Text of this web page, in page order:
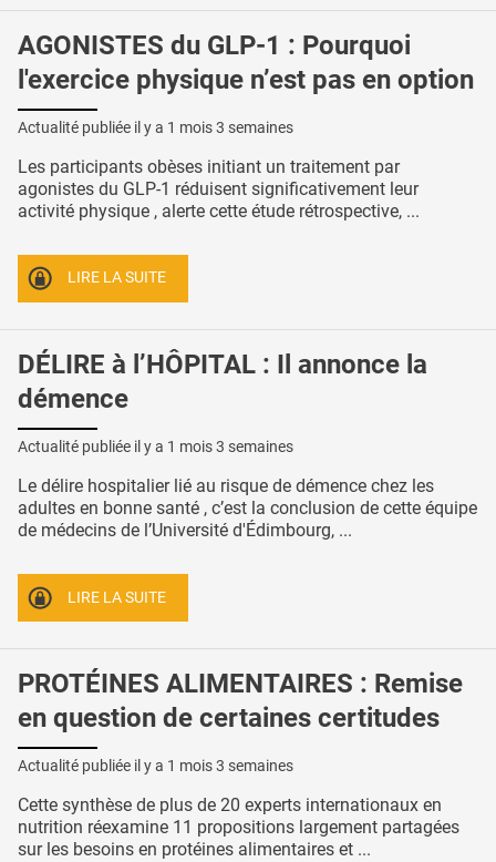
AGONISTES du GLP-1 : Pourquoi
l'exercice physique n’est pas en option
Actualité publiée il y a 1 mois 3 semaines
Les participants obèses initiant un traitement par
agonistes du GLP-1 réduisent significativement leur
activité physique , alerte cette étude rétrospective, ...
LIRE LA SUITE
DÉLIRE à l’HÔPITAL : Il annonce la
démence
Actualité publiée il y a 1 mois 3 semaines
Le délire hospitalier lié au risque de démence chez les
adultes en bonne santé , c’est la conclusion de cette équipe
de médecins de l’Université d'Édimbourg, ...
LIRE LA SUITE
PROTÉINES ALIMENTAIRES : Remise
en question de certaines certitudes
Actualité publiée il y a 1 mois 3 semaines
Cette synthèse de plus de 20 experts internationaux en
nutrition réexamine 11 propositions largement partagées
sur les besoins en protéines alimentaires et ...